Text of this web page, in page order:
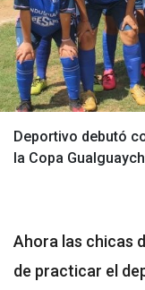
Deportivo debutó
la Copa
Ahora las chicas
de practicar el